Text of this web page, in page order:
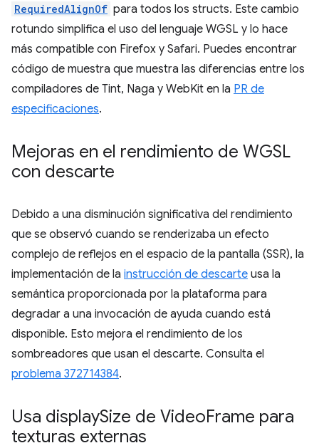
RequiredAlignOf para todos los structs. Este cambio
rotundo simplifica el uso del lenguaje WGSL y lo hace
más compatible con Firefox y Safari. Puedes encontrar
código de muestra que muestra las diferencias entre los
compiladores de Tint, Naga y WebKit en la PR de
especificaciones.
Mejoras en el rendimiento de WGSL
con descarte
Debido a una disminución significativa del rendimiento
que se observó cuando se renderizaba un efecto
complejo de reflejos en el espacio de la pantalla (SSR), la
implementación de la instrucción de descarte usa la
semántica proporcionada por la plataforma para
degradar a una invocación de ayuda cuando está
disponible. Esto mejora el rendimiento de los
sombreadores que usan el descarte. Consulta el
problema 372714384.
Usa displaySize de VideoFrame para
texturas externas